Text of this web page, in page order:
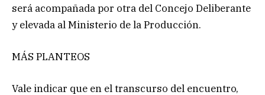
será acompañada por otra del Concejo Deliberante
y elevada al Ministerio de la Producción.
MÁS PLANTEOS
Vale indicar que en el transcurso del encuentro,